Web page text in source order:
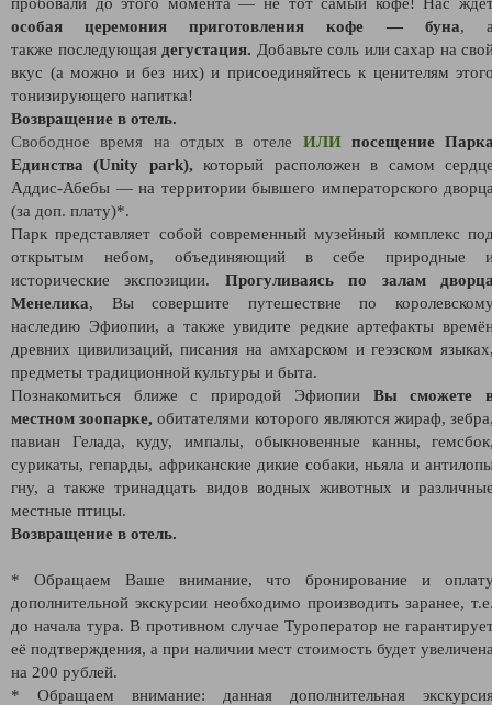
особая церемония приготовления кофе — буна,
также последующая дегустация. Добавьте соль или сахар на
вкус (а можно и без них) и присоединяйтесь к ценителям
тонизирующего напитка!
Возвращение в отель.
Свободное время на отдых в отеле ИЛИпосещение
Единства (Unity park),который расположен в самом
Аддис-Абебы — на территории бывшего императорского
(за доп. плату)*.
Парк представляет собой современный музейный комплекс
открытым небом, объединяющий в себе природные
исторические экспозиции. Прогуливаясь по залам
Менелика, Вы совершите путешествие по
наследию Эфиопии, а также увидите редкие артефакты
древних цивилизаций, писания на амхарском и геэзском
предметы традиционной культуры и быта.
Познакомиться ближе с природой Эфиопии Вы сможете
местном зоопарке, обитателями которого являются жираф,
павиан Гелада, куду, импалы, обыкновенные канны,
сурикаты, гепарды, африканские дикие собаки, ньяла и
гну, а также тринадцать видов водных животных и
местные птицы.
Возвращение в отель.
* Обращаем Ваше внимание, что бронирование и
дополнительной экскурсии необходимо производить заранее,
до начала тура. В противном случае Туроператор не
её подтверждения, а при наличии мест стоимость будет
на 200 рублей.
* Обращаем внимание: данная дополнительная